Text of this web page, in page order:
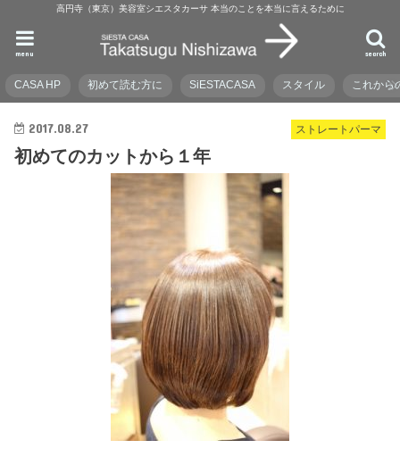
高円寺（東京）美容室シエスタカーサ 本当のことを本当に言えるために
search
menu
CASA HP 初めて読む方に SiESTACASA スタイル これから
ストレートパーマ
2017.08.27
初めてのカットから１年